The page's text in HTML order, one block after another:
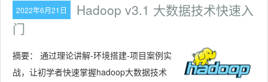
2022年6月21日
Hadoop v3.1 大数据技术快速入
门
摘要： 通过理论讲解-环境搭建-项目案例实
战，让初学者快速掌握hadoop大数据技术